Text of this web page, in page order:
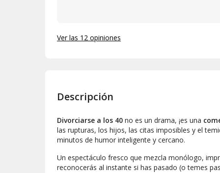
Ver las 12 opiniones
Descripción
Divorciarse a los 40 no es un drama, ¡es una
las rupturas, los hijos, las citas imposibles y el
minutos de humor inteligente y cercano.
Un espectáculo fresco que mezcla monólogo,
reconocerás al instante si has pasado (o temes